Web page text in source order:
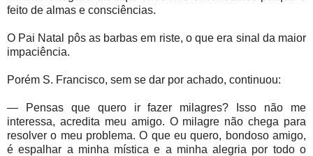
feito de almas e consciências.
O Pai Natal pôs as barbas em riste, o que era sinal da maior
impaciência.
Porém S. Francisco, sem se dar por achado, continuou:
— Pensas que quero ir fazer milagres? Isso não me
interessa, acredita meu amigo. O milagre não chega para
resolver o meu problema. O que eu quero, bondoso amigo,
é espalhar a minha mística e a minha alegria por todo o